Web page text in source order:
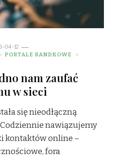
04-12
PORTALE RANDKOWE
nam zaufać
w sieci
się nieodłączną
nawiązujemy
kontaktów online –
fora